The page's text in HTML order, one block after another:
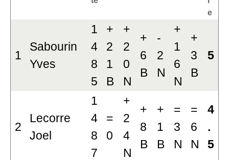
e
1
Sabourin
Yves
1
4
8
5
+
2
1
B
+
2
0
N
+
6
B
-
2
N
+
1
6
N
+
3
B
5
2
Lecorre
Joel
1
4
8
7
=
0
+
2
4
N
+
8
B
+
1
B
=
3
N
=
6
N
4
.
5